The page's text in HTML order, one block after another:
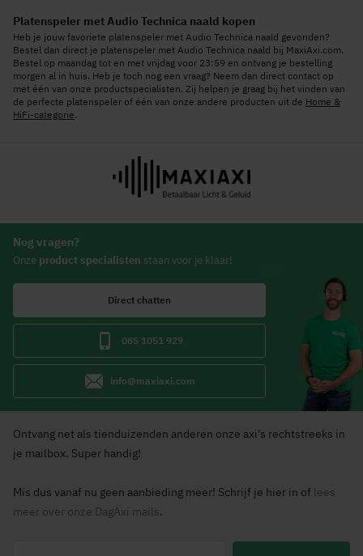
Platenspeler met Audio Technica naald kopen
Heb je jouw favoriete platenspeler met Audio Technica naald gevonden?
Bestel dan direct je platenspeler met Audio Technica naald bij MaxiAxi.com.
Bestel op maandag tot en met vrijdag voor 23:59 en ontvang je bestelling
morgen al in huis. Heb je toch nog een vraag? Neem dan direct contact op
met één van onze productspecialisten. Zij helpen je graag bij het vinden van
de perfecte platenspeler of één van onze andere producten uit de Home &
HiFi-categorie.
Nog vragen?
Onze product specialisten staan voor je klaar!
Direct chatten
085 1051 929
info@maxiaxi.com
Ontvang net als tienduizenden anderen onze axi's rechtstreeks in
je mailbox. Super handig!
Mis dus vanaf nu geen aanbieding meer! Schrijf je hier in of lees
meer over onze DagAxi mails.